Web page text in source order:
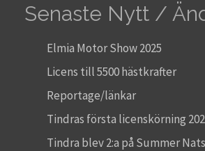
Senaste Nytt /
Elmia Motor Show 2025
Licens till 5500 hästkrafter
Reportage/länkar
Tindras första licenskörning
Tindra blev 2:a på Summer